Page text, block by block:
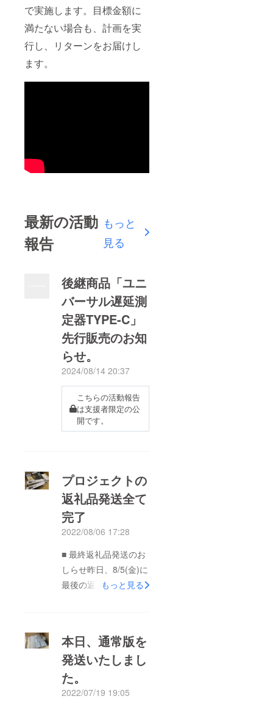
で実施します。目標金額に
満たない場合も、計画を実
行し、リターンをお届けし
ます。
最新の活動
報告
もっと
見る
後継商品「ユニ
バーサル遅延測
定器TYPE-C」
先行販売のお知
らせ。
2024/08/14 20:37
こちらの活動報告
は支援者限定の公
開です。
プロジェクトの
返礼品発送全て
完了
2022/08/06 17:28
■ 最終返礼品発送のお
しらせ昨日、8/5(金)に
最後の返礼品、「ユニ
これにて2022-05-14
からスタートしたプロ
ジェクト、参加いただ
きました42名様へ全て
もっと見る
本日、通常版を
発送いたしまし
た。
2022/07/19 19:05